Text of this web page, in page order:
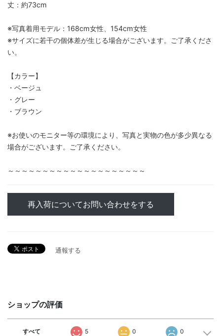
丈：約73cm
※写真着用モデル：168cm女性、154cm女性
※サイズに若干の個体差が生じる場合がございます。ご了承くださ
い。
【カラー】
・ベージュ
・グレー
・ブラウン
※お使いのモニター等の環境により、写真と実物の色が多少異なる
場合がございます。ご了承ください。
～～～～～～～～～～～～～～～～～～～～
再入荷についてお問い合わせをする
通報する
ショップの評価
すべて 5 0 0